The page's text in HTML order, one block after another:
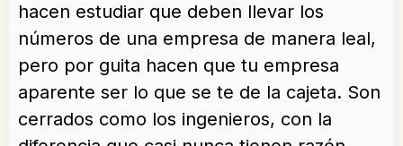
hacen estudiar que deben llevar los
números de una empresa de manera leal,
pero por guita hacen que tu empresa
aparente ser lo que se te de la cajeta. Son
cerrados como los ingenieros, con la